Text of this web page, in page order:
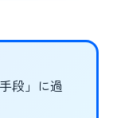
段」に過